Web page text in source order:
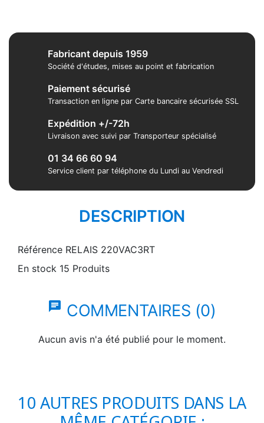
Fabricant depuis 1959
Société d'études, mises au point et fabrication
Paiement sécurisé
Transaction en ligne par Carte bancaire sécurisée SSL
Expédition +/-72h
Livraison avec suivi par Transporteur spécialisé
01 34 66 60 94
Service client par téléphone du Lundi au Vendredi
DESCRIPTION
Référence RELAIS 220VAC3RT
En stock 15 Produits
chat COMMENTAIRES (0)
Aucun avis n'a été publié pour le moment.
10 AUTRES PRODUITS DANS LA